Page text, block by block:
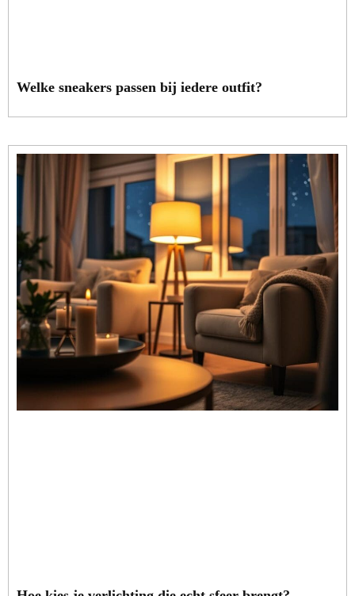
Welke sneakers passen bij iedere outfit?